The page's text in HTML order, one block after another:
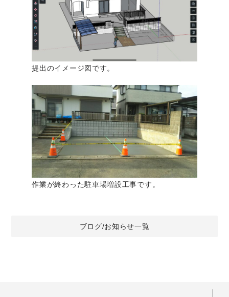
提出のイメージ図です。
作業が終わった駐車場増設工事です。
ブログ/お知らせ一覧